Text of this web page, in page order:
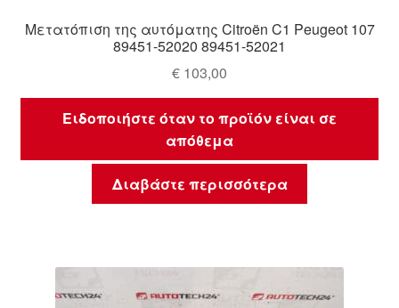
Μετατόπιση της αυτόματης Citroën C1 Peugeot 107
89451-52020 89451-52021
€ 103,00
Ειδοποιήστε όταν το προϊόν είναι σε
απόθεμα
Διαβάστε περισσότερα